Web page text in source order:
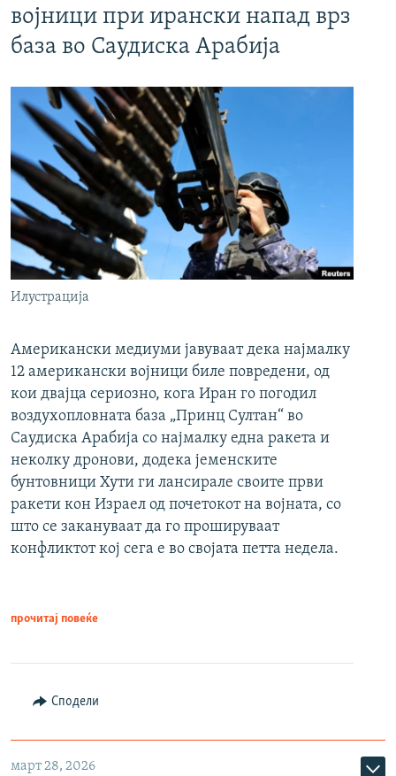
војници при ирански напад врз
база во Саудиска Арабија
Илустрација
Американски медиуми јавуваат дека најмалку
12 американски војници биле повредени, од
кои двајца сериозно, кога Иран го погодил
воздухопловната база „Принц Султан“ во
Саудиска Арабија со најмалку една ракета и
неколку дронови, додека јеменските
бунтовници Хути ги лансирале своите први
ракети кон Израел од почетокот на војната, со
што се закануваат да го прошируваат
конфликтот кој сега е во својата петта недела.
прочитај повеќе
Сподели
март 28, 2026